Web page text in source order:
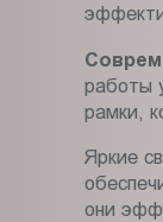
работы
рамки,
Яркие
они